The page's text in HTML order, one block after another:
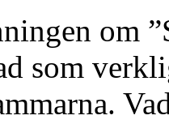
om
som